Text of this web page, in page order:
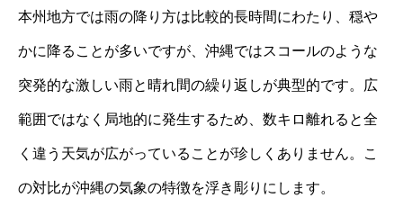
本州地方では雨の降り方は比較的長時間にわたり、穏や
かに降ることが多いですが、沖縄ではスコールのような
突発的な激しい雨と晴れ間の繰り返しが典型的です。広
範囲ではなく局地的に発生するため、数キロ離れると全
く違う天気が広がっていることが珍しくありません。こ
の対比が沖縄の気象の特徴を浮き彫りにします。